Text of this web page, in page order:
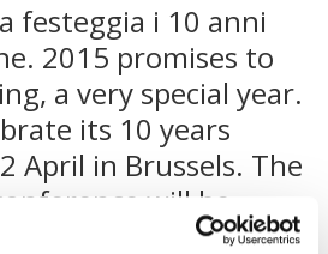
festeggia i 10 anni
2015 promises to
a very special year.
its 10 years
April in Brussels. The
will be
Professionalism of